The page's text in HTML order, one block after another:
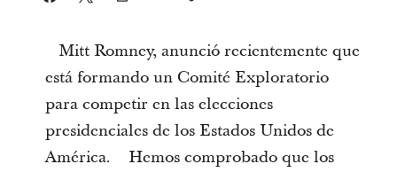
Mitt Romney, anunció recientemente que
está formando un Comité Exploratorio
para competir en las elecciones
presidenciales de los Estados Unidos de
América. Hemos comprobado que los